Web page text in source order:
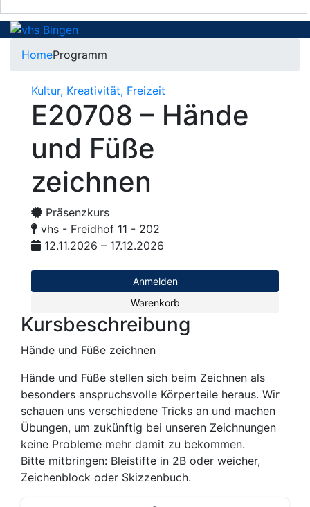
HomeProgramm
Kultur, Kreativität, Freizeit
E20708 – Hände
und Füße
zeichnen
Präsenzkurs
vhs - Freidhof 11 - 202
12.11.2026 – 17.12.2026
Anmelden
Warenkorb
Kursbeschreibung
Hände und Füße zeichnen
Hände und Füße stellen sich beim Zeichnen als
besonders anspruchsvolle Körperteile heraus. Wir
schauen uns verschiedene Tricks an und machen
Übungen, um zukünftig bei unseren Zeichnungen
keine Probleme mehr damit zu bekommen.
Bitte mitbringen: Bleistifte in 2B oder weicher,
Zeichenblock oder Skizzenbuch.